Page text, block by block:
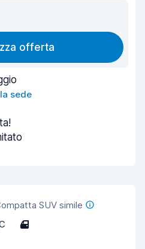
offerta
sede
SUV simile
4